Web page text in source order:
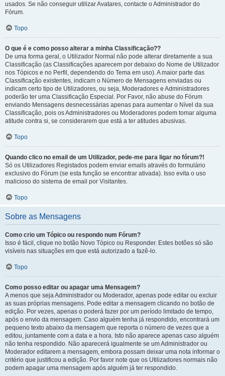
usados. Se não conseguir utilizar Avatares, contacte o Administrador do
Fórum.
Topo
O que é e como posso alterar a minha Classificação??
De uma forma geral, o Utilizador Normal não pode alterar diretamente a sua
Classificação (as Classificações aparecem por debaixo do Nome de Utilizador
nos Tópicos e no Perfil, dependendo do Tema em uso). A maior parte das
Classificação existentes, indicam o Número de Mensagens enviadas ou
indicam certo tipo de Utilizadores, ou seja, Moderadores e Administradores
poderão ter uma Classificação Especial. Por Favor, não abuse do Fórum
enviando Mensagens desnecessárias apenas para aumentar o Nível da sua
Classificação, pois os Administradores ou Moderadores podem tomar alguma
atitude contra si, se considerarem que está a ter atitudes abusivas.
Topo
Quando clico no email de um Utilizador, pede-me para ligar no fórum?!
Só os Utilizadores Registados podem enviar emails através do formulário
exclusivo do Fórum (se esta função se encontrar ativada). Isso evita o uso
malicioso do sistema de email por Visitantes.
Topo
Sobre as Mensagens
Como crio um Tópico ou respondo num Fórum?
Isso é fácil, clique no botão Novo Tópico ou Responder. Estes botões só são
visíveis nas situações em que está autorizado a fazê-lo.
Topo
Como posso editar ou apagar uma Mensagem?
A menos que seja Administrador ou Moderador, apenas pode editar ou excluir
as suas próprias mensagens. Pode editar a mensagem clicando no botão de
edição. Por vezes, apenas o poderá fazer por um período limitado de tempo,
após o envio da mensagem. Caso alguém tenha já respondido, encontrará um
pequeno texto abaixo da mensagem que reporta o número de vezes que a
editou, juntamente com a data e a hora. Isto não aparece apenas caso alguém
não tenha respondido. Não aparecerá igualmente se um Administrador ou
Moderador editarem a mensagem, embora possam deixar uma nota informar o
critério que justificou a edição. Por favor note que os Utilizadores normais não
podem apagar uma mensagem após alguém já ter respondido.